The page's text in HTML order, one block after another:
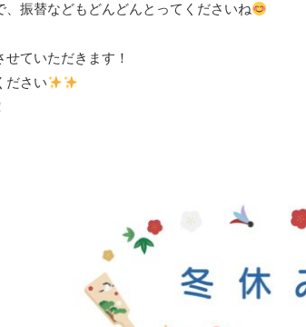
振替などもどんどんとってくださいね
ていただきます！
ださい